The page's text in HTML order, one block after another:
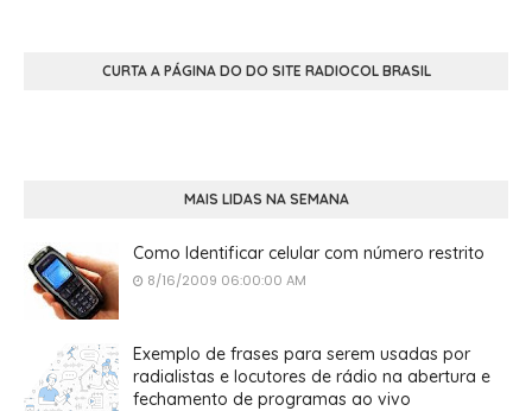
CURTA A PÁGINA DO DO SITE RADIOCOL BRASIL
MAIS LIDAS NA SEMANA
Como Identificar celular com número restrito
8/16/2009 06:00:00 AM
Exemplo de frases para serem usadas por
radialistas e locutores de rádio na abertura e
fechamento de programas ao vivo